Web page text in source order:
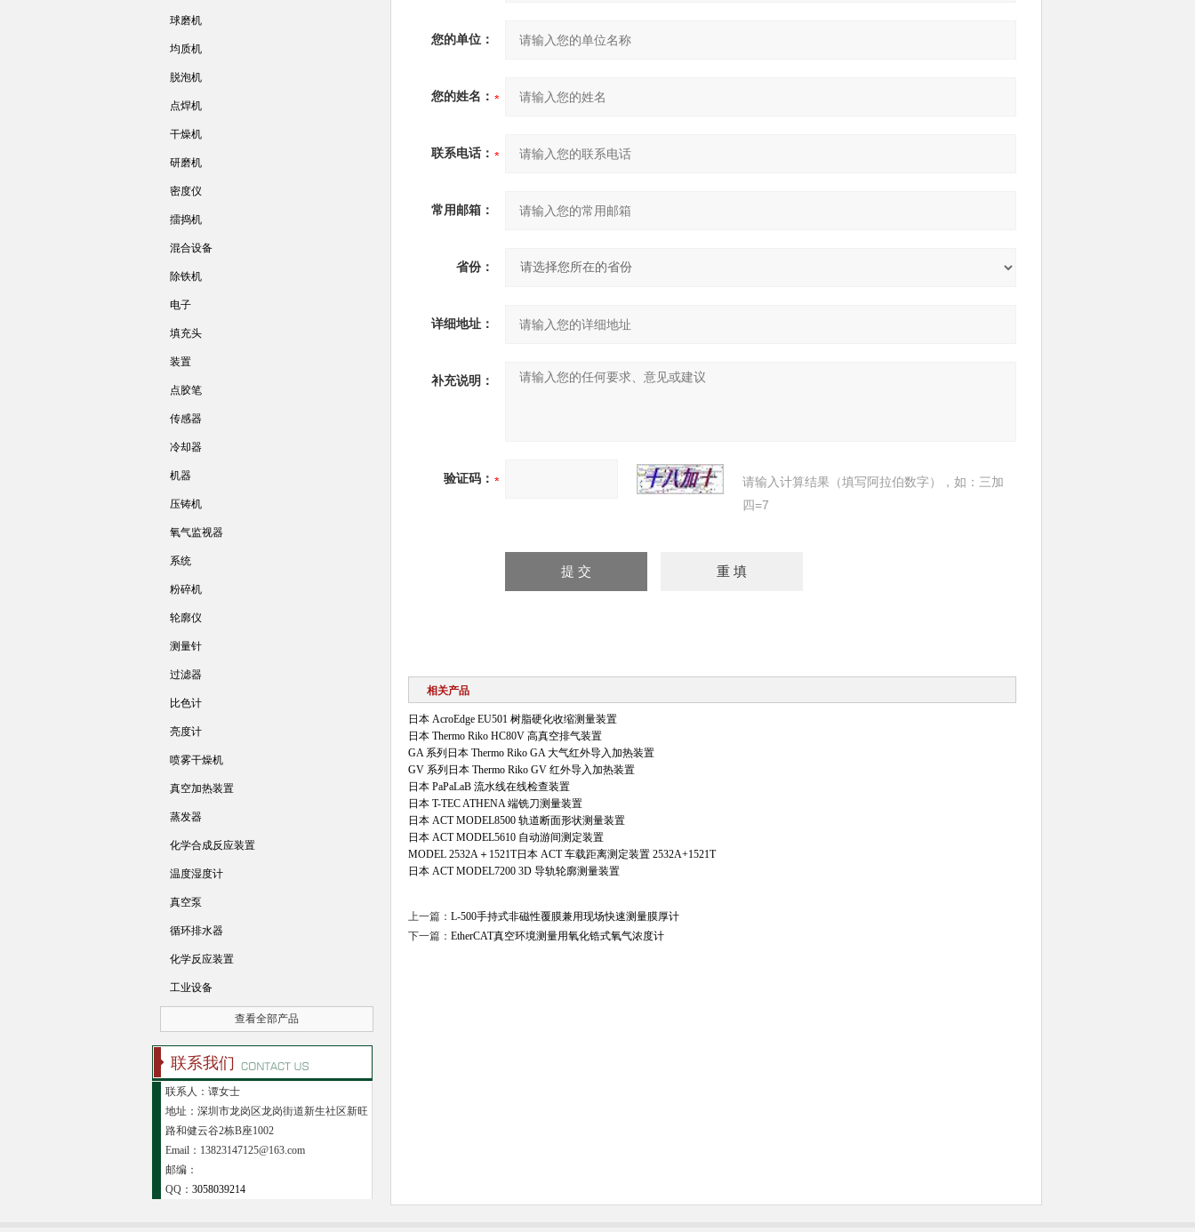
您的单位：
您的姓名：
联系电话：
常用邮箱：
省份：
详细地址：
补充说明：
验证码：
请输入计算结果（填写阿拉伯数字），如：三加
四=7
相关产品
日本 AcroEdge EU501 树脂硬化收缩测量装置
日本 Thermo Riko HC80V 高真空排气装置
GA 系列日本 Thermo Riko GA 大气红外导入加热装置
GV 系列日本 Thermo Riko GV 红外导入加热装置
日本 PaPaLaB 流水线在线检查装置
日本 T-TEC ATHENA 端铣刀测量装置
日本 ACT MODEL8500 轨道断面形状测量装置
日本 ACT MODEL5610 自动游间测定装置
MODEL 2532A＋1521T日本 ACT 车载距离测定装置 2532A+1521T
日本 ACT MODEL7200 3D 导轨轮廓测量装置
上一篇： L-500手持式非磁性覆膜兼用现场快速测量膜厚计
下一篇： EtherCAT真空环境测量用氧化锆式氧气浓度计
球磨机
均质机
脱泡机
点焊机
干燥机
研磨机
密度仪
擂捣机
混合设备
除铁机
电子
填充头
装置
点胶笔
传感器
冷却器
机器
压铸机
氧气监视器
系统
粉碎机
轮廓仪
测量针
过滤器
比色计
亮度计
喷雾干燥机
真空加热装置
蒸发器
化学合成反应装置
温度湿度计
真空泵
循环排水器
化学反应装置
工业设备
查看全部产品
联系我们
联系人：谭女士
地址：深圳市龙岗区龙岗街道新生社区新旺
路和健云谷2栋B座1002
Email：13823147125@163.com
邮编：
QQ： 3058039214